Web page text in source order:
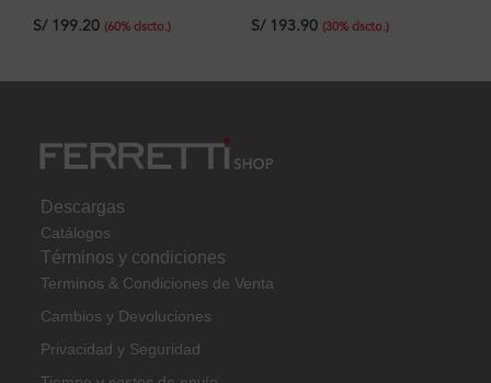
S/ 199.20 (60% dscto.) S/193.90 (30% dscto.)
Descargas
Catálogos
Términos y condiciones
Terminos & Condiciones de Venta
Cambios y Devoluciones
Privacidad y Seguridad